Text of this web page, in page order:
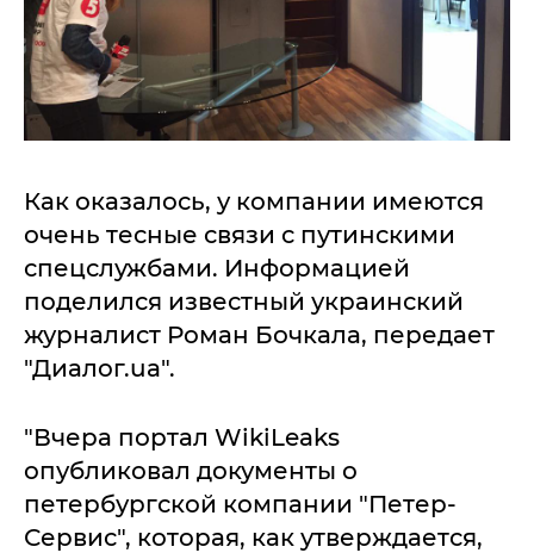
Как оказалось, у компании имеются
очень тесные связи с путинскими
спецслужбами. Информацией
поделился известный украинский
журналист Роман Бочкала, передает
"Диалог.ua".
"Вчера портал WikiLeaks
опубликовал документы о
петербургской компании "Петер-
Сервис", которая, как утверждается,